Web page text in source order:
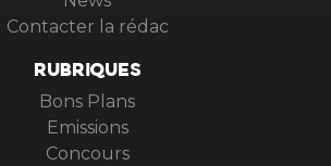
Contacter la rédac
RUBRIQUES
Bons Plans
Emissions
Concours